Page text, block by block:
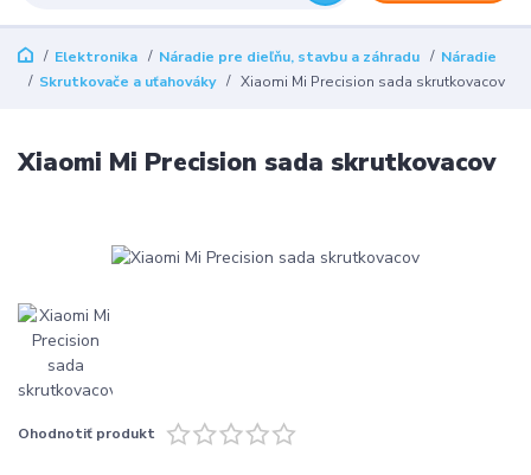
Elektronika Náradie pre dieľňu, stavbu a záhradu
Náradie
Skrutkovače a uťahováky
Xiaomi Mi Precision sada skrutkovacov
Xiaomi Mi Precision sada skrutkovacov
Ohodnotiť produkt